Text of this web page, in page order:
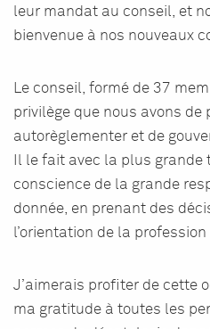
leur mandat au conseil, et
bienvenue à nos nouveaux
Le conseil, formé de 37
privilège que nous avons de
autorèglementer et de
Il le fait avec la plus
conscience de la grande
donnée, en prenant des
l’orientation de la
J’aimerais profiter de cette
ma gratitude à toutes les